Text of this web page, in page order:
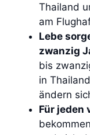
Thailand
am
Lebe
zwanzig
bis
in
ändern
Für jeden